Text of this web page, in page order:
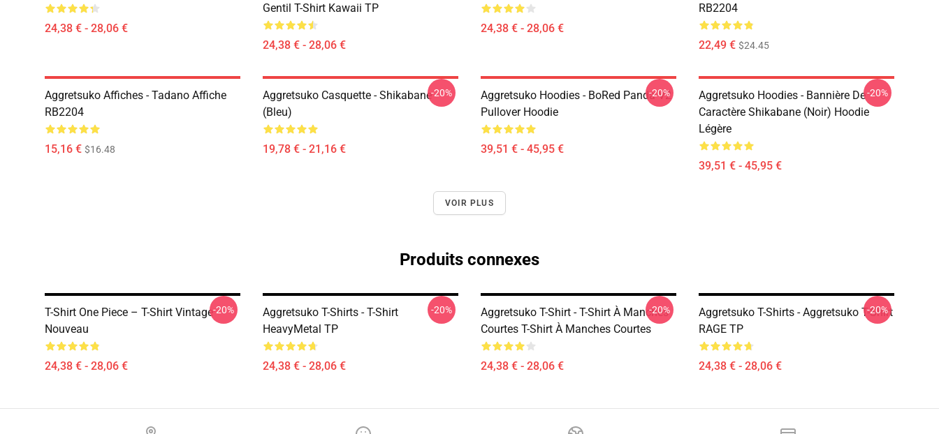
24,38 € - 28,06 €
Gentil T-Shirt Kawaii TP
24,38 € - 28,06 €
24,38 € - 28,06 €
RB2204
22,49 € $24.45
Aggretsuko Affiches - Tadano Affiche
RB2204
15,16 € $16.48
Aggretsuko Casquette - Shikabane
(bleu)
19,78 € - 21,16 €
-20%
Aggretsuko Hoodies - BoRed Panda V2
Pullover Hoodie
39,51 € - 45,95 €
-20%
Aggretsuko Hoodies - Bannière De
Caractère Shikabane (noir) Hoodie
Légère
39,51 € - 45,95 €
-20%
VOIR PLUS
Produits connexes
T-Shirt One Piece – T-Shirt Vintage
Nouveau
24,38 € - 28,06 €
-20%
Aggretsuko T-Shirts - T-Shirt
HeavyMetal TP
24,38 € - 28,06 €
-20%
Aggretsuko T-Shirt - T-Shirt À Manches
Courtes T-Shirt À Manches Courtes
24,38 € - 28,06 €
-20%
Aggretsuko T-Shirts - Aggretsuko T-Shirt
RAGE TP
24,38 € - 28,06 €
-20%